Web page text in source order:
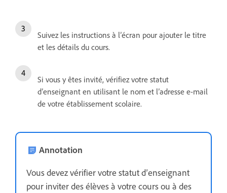
Suivez les instructions à l’écran pour ajouter le titre
et les détails du cours.
Si vous y êtes invité, vérifiez votre statut
d’enseignant en utilisant le nom et l’adresse e-mail
de votre établissement scolaire.
Annotation
Vous devez vérifier votre statut d’enseignant
pour inviter des élèves à votre cours ou à des